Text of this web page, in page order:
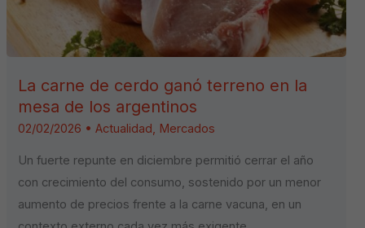
La carne de cerdo ganó terreno en la
mesa de los argentinos
02/02/2026 •Actualidad, Mercados
Un fuerte repunte en diciembre permitió cerrar el año
con crecimiento del consumo, sostenido por un menor
aumento de precios frente a la carne vacuna, en un